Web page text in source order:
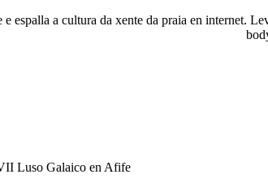
espalla a cultura da xente da praia en internet.